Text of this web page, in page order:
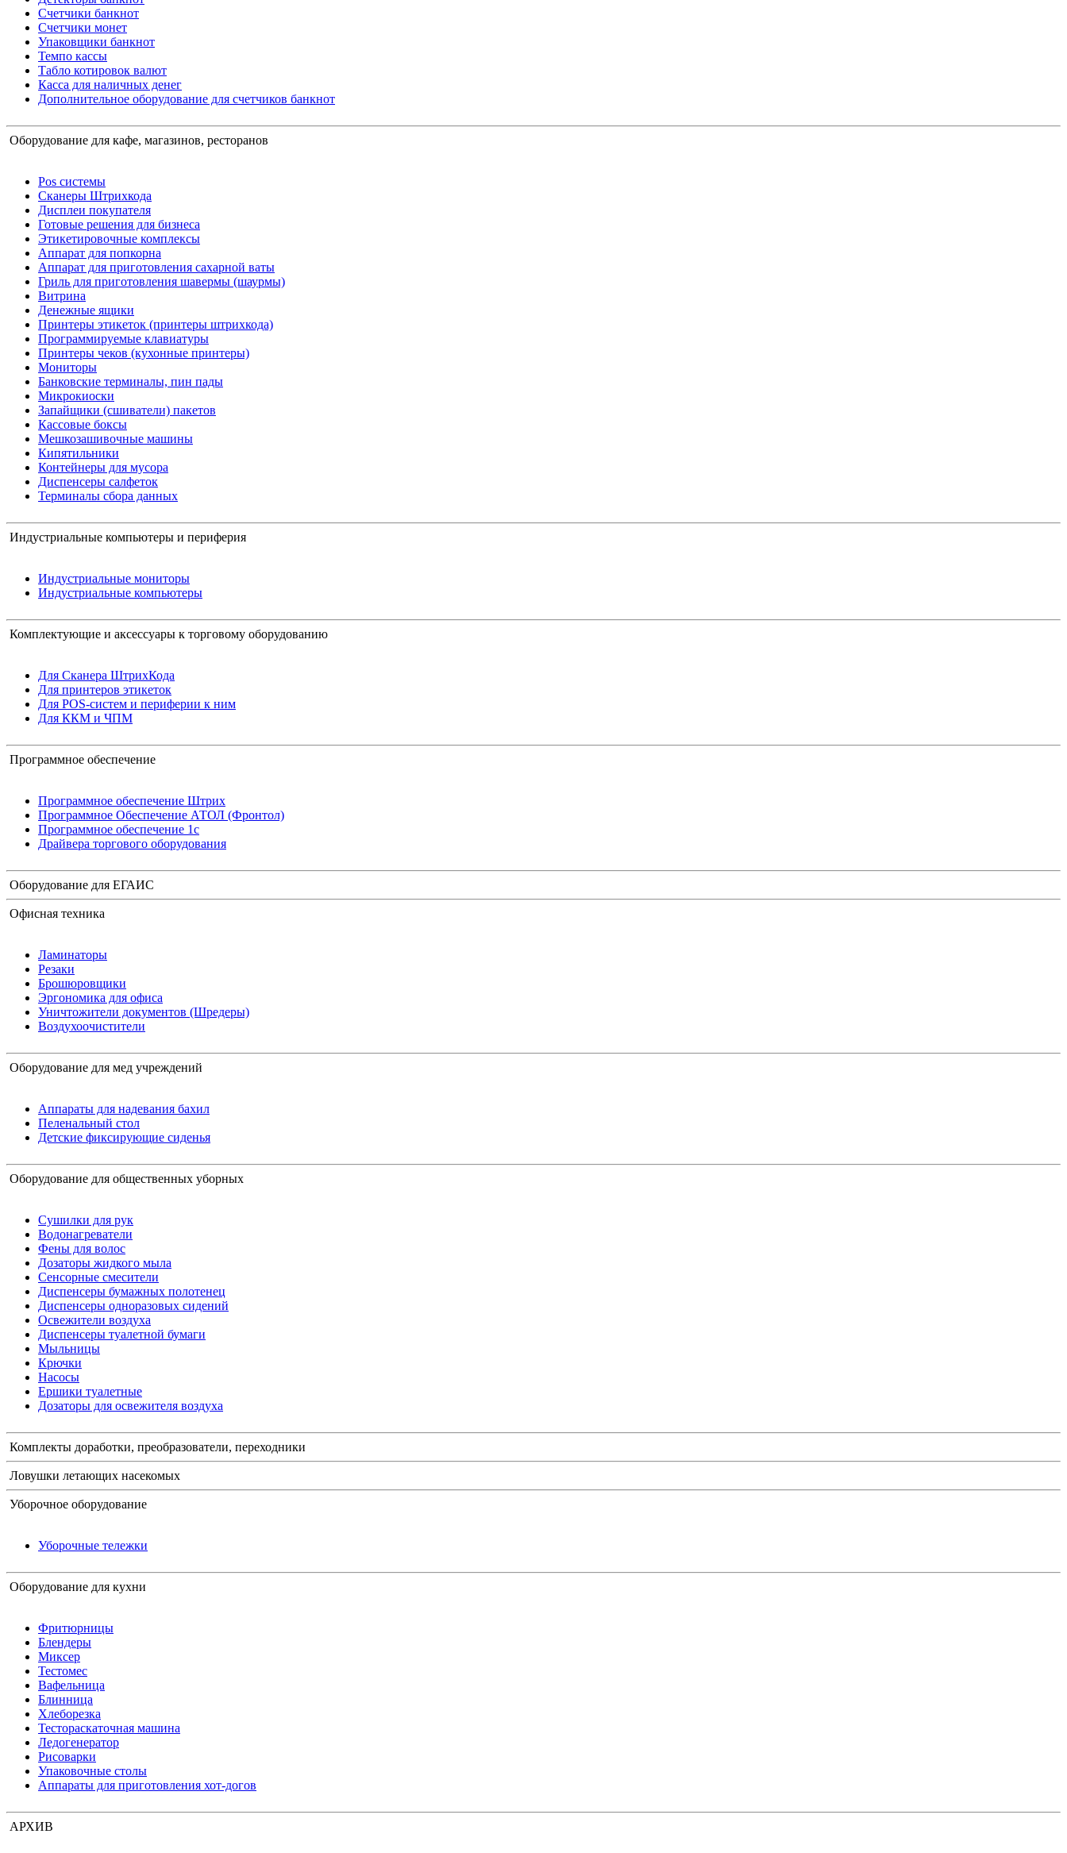
Счетчики банкнот
Счетчики монет
Упаковщики банкнот
Темпо кассы
Табло котировок валют
Касса для наличных денег
Дополнительное оборудование для счетчиков банкнот
Оборудование для кафе, магазинов, ресторанов
Pos системы
Сканеры Штрихкода
Дисплеи покупателя
Готовые решения для бизнеса
Этикетировочные комплексы
Аппарат для попкорна
Аппарат для приготовления сахарной ваты
Гриль для приготовления шавермы (шаурмы)
Витрина
Денежные ящики
Принтеры этикеток (принтеры штрихкода)
Программируемые клавиатуры
Принтеры чеков (кухонные принтеры)
Мониторы
Банковские терминалы, пин пады
Микрокиоски
Запайщики (сшиватели) пакетов
Кассовые боксы
Мешкозашивочные машины
Кипятильники
Контейнеры для мусора
Диспенсеры салфеток
Терминалы сбора данных
Индустриальные компьютеры и периферия
Индустриальные мониторы
Индустриальные компьютеры
Комплектующие и аксессуары к торговому оборудованию
Для Сканера ШтрихКода
Для принтеров этикеток
Для POS-систем и периферии к ним
Для ККМ и ЧПМ
Программное обеспечение
Программное обеспечение Штрих
Программное Обеспечение АТОЛ (Фронтол)
Программное обеспечение 1с
Драйвера торгового оборудования
Оборудование для ЕГАИС
Офисная техника
Ламинаторы
Резаки
Брошюровщики
Эргономика для офиса
Уничтожители документов (Шредеры)
Воздухоочистители
Оборудование для мед учреждений
Аппараты для надевания бахил
Пеленальный стол
Детские фиксирующие сиденья
Оборудование для общественных уборных
Сушилки для рук
Водонагреватели
Фены для волос
Дозаторы жидкого мыла
Сенсорные смесители
Диспенсеры бумажных полотенец
Диспенсеры одноразовых сидений
Освежители воздуха
Диспенсеры туалетной бумаги
Мыльницы
Крючки
Насосы
Ершики туалетные
Дозаторы для освежителя воздуха
Комплекты доработки, преобразователи, переходники
Ловушки летающих насекомых
Уборочное оборудование
Уборочные тележки
Оборудование для кухни
Фритюрницы
Блендеры
Миксер
Тестомес
Вафельница
Блинница
Хлеборезка
Тестораскаточная машина
Ледогенератор
Рисоварки
Упаковочные столы
Аппараты для приготовления хот-догов
АРХИВ